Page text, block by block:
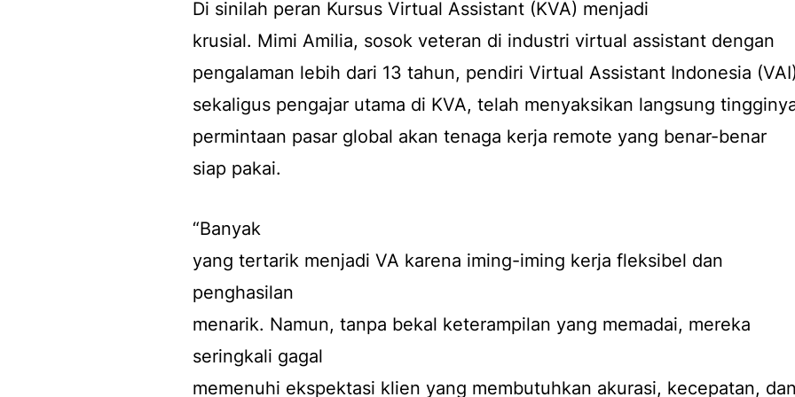
Di sinilah peran Kursus Virtual Assistant (KVA) menjadi
krusial. Mimi Amilia, sosok veteran di industri virtual assistant dengan
pengalaman lebih dari 13 tahun, pendiri Virtual Assistant Indonesia
sekaligus pengajar utama di KVA, telah menyaksikan langsung
permintaan pasar global akan tenaga kerja remote yang benar-benar
siap pakai.
“Banyak
yang tertarik menjadi VA karena iming-iming kerja fleksibel dan
penghasilan
menarik. Namun, tanpa bekal keterampilan yang memadai, mereka
seringkali gagal
memenuhi ekspektasi klien yang membutuhkan akurasi, kecepatan, dan